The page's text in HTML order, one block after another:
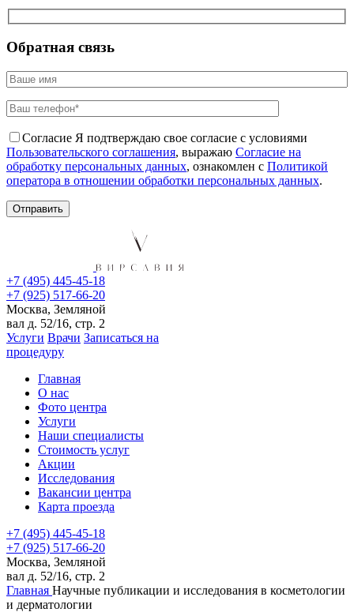
Обратная связь
Согласие Я подтверждаю свое согласие с условиями
Пользовательского соглашения, выражаю Согласие на
обработку персональных данных, ознакомлен с Политикой
оператора в отношении обработки персональных данных.
+7 (495) 445-45-18
+7 (925) 517-66-20
Москва, Земляной
вал д. 52/16, стр. 2
Услуги Врачи Записаться на
процедуру
Главная
О нас
Фото центра
Услуги
Наши специалисты
Стоимость услуг
Акции
Исследования
Вакансии центра
Карта проезда
+7 (495) 445-45-18
+7 (925) 517-66-20
Москва, Земляной
вал д. 52/16, стр. 2
Главная Научные публикации и исследования в косметологии
и дерматологии